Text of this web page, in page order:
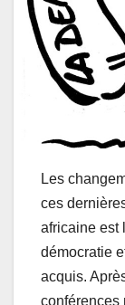
Les
ces
africaine est
démocratie
acquis.
conférences